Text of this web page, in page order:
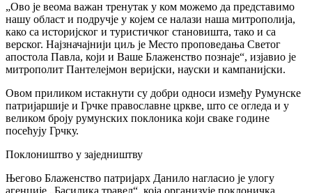
„Ово је веома важан тренутак у ком можемо да представимо
нашу област и подручје у којем се налази наша митрополија,
како са историјског и туристичког становишта, тако и са
верског. Најзначајнији циљ је Место проповедања Светог
апостола Павла, који и Ваше Блаженство познаје“, изјавио је
митрополит Пантелејмон веријски, науски и кампанијски.
Овом приликом истакнути су добри односи између Румунске
патријаршије и Грчке православне цркве, што се огледа и у
великом броју румунских поклоника који сваке године
посећују Грчку.
Поклоништво у заједништву
Његово Блаженство патријарх Данило нагласио је улогу